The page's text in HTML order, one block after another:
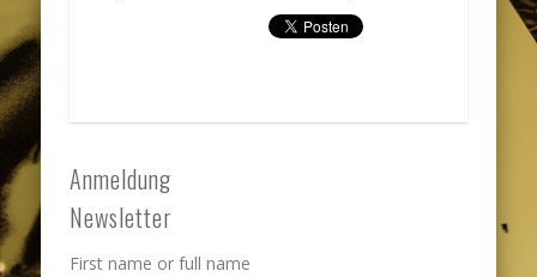
Anmeldung
Newsletter
First name or full name